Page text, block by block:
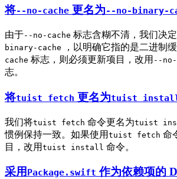
将--no-cache 更名为--no-binary-
由于--no-cache 标志含糊不清，我们决
binary-cache
，以明确它指的是二进制
cache 标志，则必须更新项目，改用 --
志。
将tuist fetch 更名为tuist
我们将tuist fetch 命令更名为tuist
惯例保持一致。如果使用 tuist fetch 命
目，改用 tuist install 命令。
采用 Package.swift 作为依赖项的